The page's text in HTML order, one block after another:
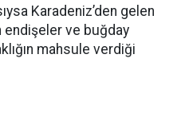
Karadeniz’den gelen
endişeler ve buğday
mahsule verdiği